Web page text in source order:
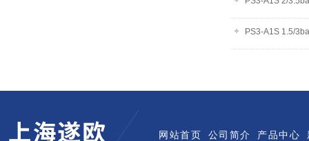
PS3-A1S 1.5/
网站首页 公司简介 产品中心